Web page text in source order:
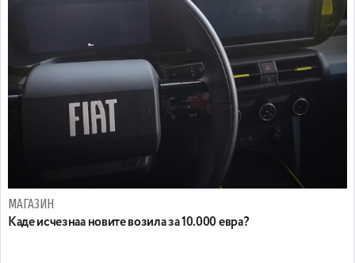
МАГАЗИН
Каде исчезнаа новите возила за 10.000 евра?